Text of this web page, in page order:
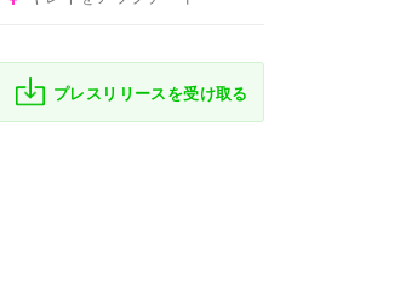
プレスリリースを受け取る